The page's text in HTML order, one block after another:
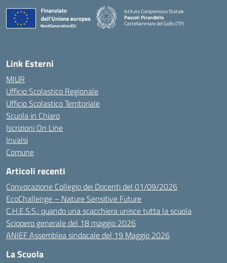
Istituto Comprensivo Statale
Pascoli Pirandello
Castellammare del Golfo (TP)
Link Esterni
MIUR
Ufficio Scolastico Regionale
Ufficio Scolastico Territoriale
Scuola in Chiaro
Iscrizioni On Line
Invalsi
Comune
Articoli recenti
Convocazione Collegio dei Docenti del 01/09/2026
EcoChallenge – Nature Sensitive Future
C.H.E.S.S.: quando una scacchiera unisce tutta la scuola
Sciopero generale del 18 maggio 2026
ANIEF Assemblea sindacale del 19 Maggio 2026
La Scuola